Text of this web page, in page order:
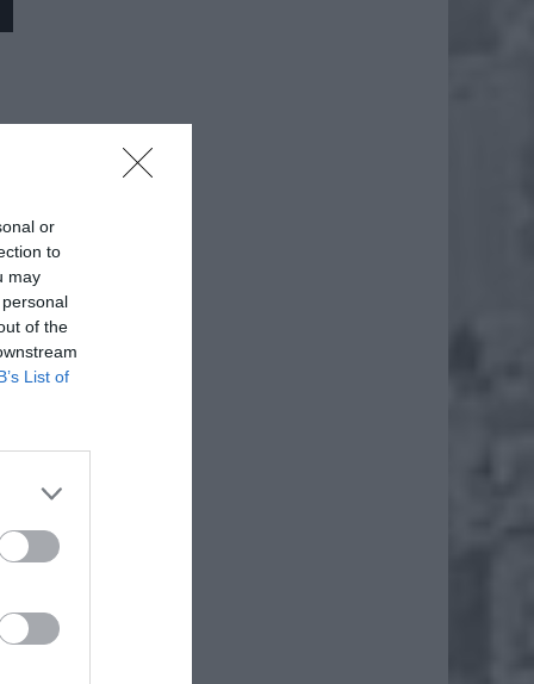
or
to
may
of the
List of